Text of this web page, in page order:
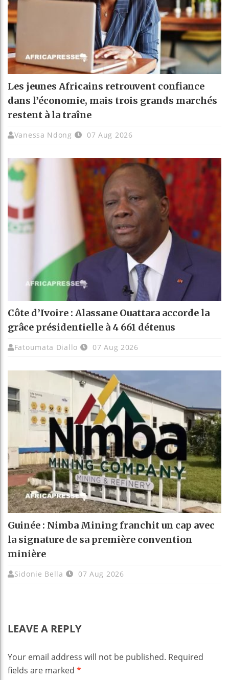
Les jeunes Africains retrouvent confiance
dans l’économie, mais trois grands marchés
restent à la traîne
Vanessa Ndong 07 Aug 2026
Côte d’Ivoire : Alassane Ouattara accorde la
grâce présidentielle à 4 661 détenus
Fatoumata Diallo 07 Aug 2026
Guinée : Nimba Mining franchit un cap avec
la signature de sa première convention
minière
Sidonie Bella 07 Aug 2026
LEAVE A REPLY
Your email address will not be published. Required
fields are marked *